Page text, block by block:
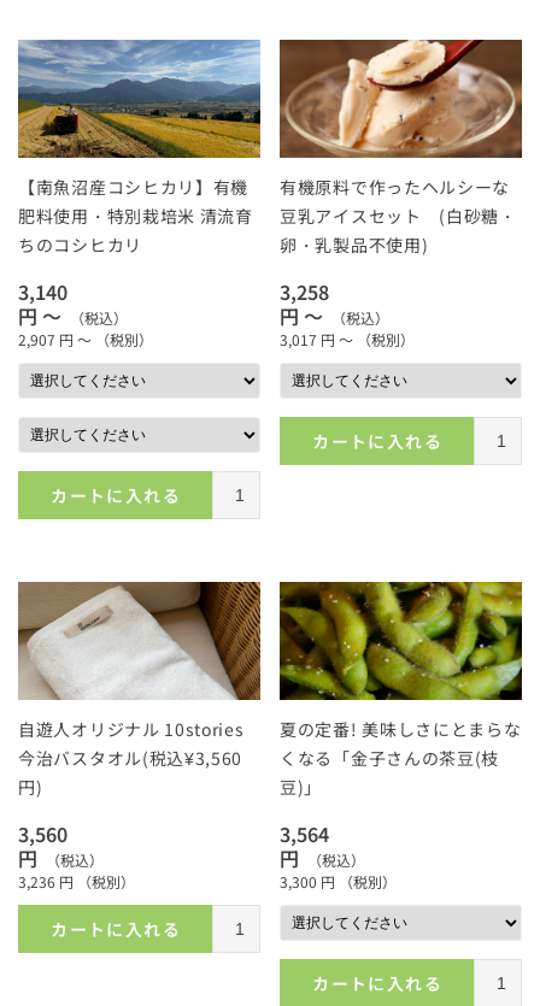
【南魚沼産コシヒカリ】有機
肥料使用・特別栽培米 清流育
ちのコシヒカリ
3,140
円 ～
（税込）
2,907 円 ～ （税別）
カートに入れる
有機原料で作ったヘルシーな
豆乳アイスセット (白砂糖・
卵・乳製品不使用)
3,258
円 ～
（税込）
3,017 円 ～ （税別）
カートに入れる
自遊人オリジナル 10stories
今治バスタオル(税込¥3,560
円)
3,560
円
（税込）
3,236 円 （税別）
カートに入れる
夏の定番! 美味しさにとまらな
くなる「金子さんの茶豆(枝
豆)」
3,564
円
（税込）
3,300 円 （税別）
カートに入れる